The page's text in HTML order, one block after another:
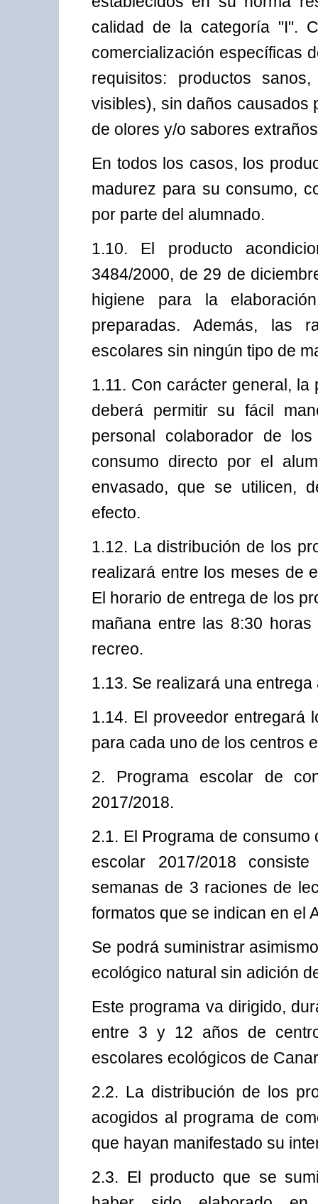
calidad de la categoría "I".
comercialización específicas
requisitos: productos
visibles), sin daños causados
de olores y/o sabores
En todos los casos, los
madurez para su consumo,
por parte del alumnado.
1.10. El producto
3484/2000, de 29 de
higiene para la
preparadas. Además, las
escolares sin ningún tipo de
1.11. Con carácter general,
deberá permitir su fácil
personal colaborador de
consumo directo por el
envasado, que se utilicen,
efecto.
1.12. La distribución de los
realizará entre los meses de
El horario de entrega de los
mañana entre las 8:30
recreo.
1.13. Se realizará una
1.14. El proveedor entregará
para cada uno de los centros
2. Programa escolar de
2017/2018.
2.1. El Programa de
escolar 2017/2018
semanas de 3 raciones de
formatos que se indican en el
Se podrá suministrar
ecológico natural sin adición
Este programa va dirigido,
entre 3 y 12 años de
escolares ecológicos de
2.2. La distribución de los
acogidos al programa de
que hayan manifestado su
2.3. El producto que se